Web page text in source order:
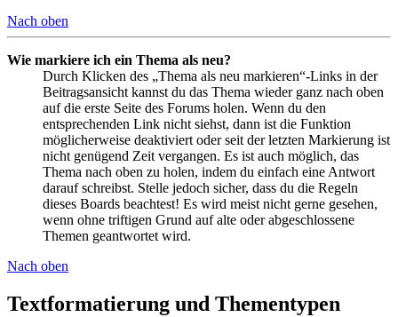
Nach oben
Wie markiere ich ein Thema als neu?
Durch Klicken des „Thema als neu markieren“-Links in der
Beitragsansicht kannst du das Thema wieder ganz nach oben
auf die erste Seite des Forums holen. Wenn du den
entsprechenden Link nicht siehst, dann ist die Funktion
möglicherweise deaktiviert oder seit der letzten Markierung ist
nicht genügend Zeit vergangen. Es ist auch möglich, das
Thema nach oben zu holen, indem du einfach eine Antwort
darauf schreibst. Stelle jedoch sicher, dass du die Regeln
dieses Boards beachtest! Es wird meist nicht gerne gesehen,
wenn ohne triftigen Grund auf alte oder abgeschlossene
Themen geantwortet wird.
Nach oben
Textformatierung und Thementypen